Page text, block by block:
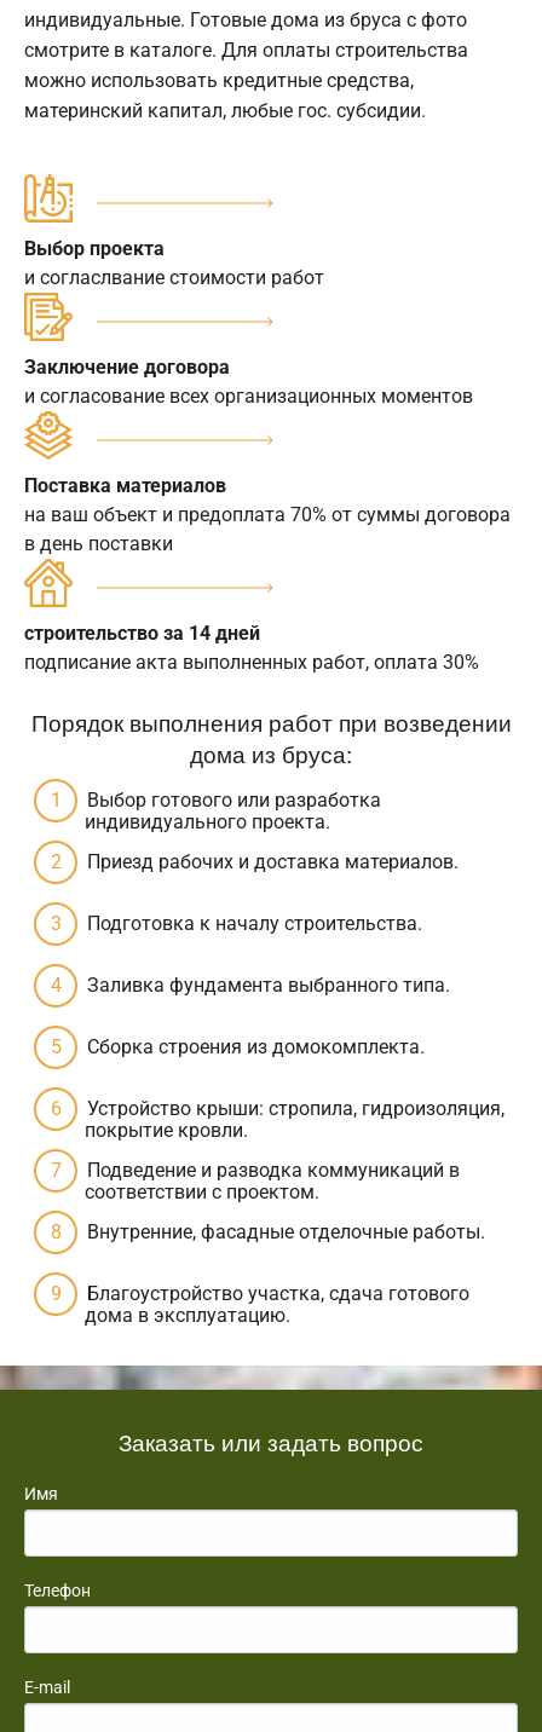
индивидуальные. Готовые дома из бруса с фото
смотрите в каталоге. Для оплаты строительства
можно использовать кредитные средства,
материнский капитал, любые гос. субсидии.
Выбор проекта
и согласлвание стоимости работ
Заключение договора
и согласование всех организационных моментов
Поставка материалов
на ваш объект и предоплата 70% от суммы договора
в день поставки
строительство за 14 дней
подписание акта выполненных работ, оплата 30%
Порядок выполнения работ при возведении
дома из бруса:
Выбор готового или разработка
индивидуального проекта.
Приезд рабочих и доставка материалов.
Подготовка к началу строительства.
Заливка фундамента выбранного типа.
Сборка строения из домокомплекта.
Устройство крыши: стропила, гидроизоляция,
покрытие кровли.
Подведение и разводка коммуникаций в
соответствии с проектом.
Внутренние, фасадные отделочные работы.
Благоустройство участка, сдача готового
дома в эксплуатацию.
Заказать или задать вопрос
Имя
Телефон
E-mail